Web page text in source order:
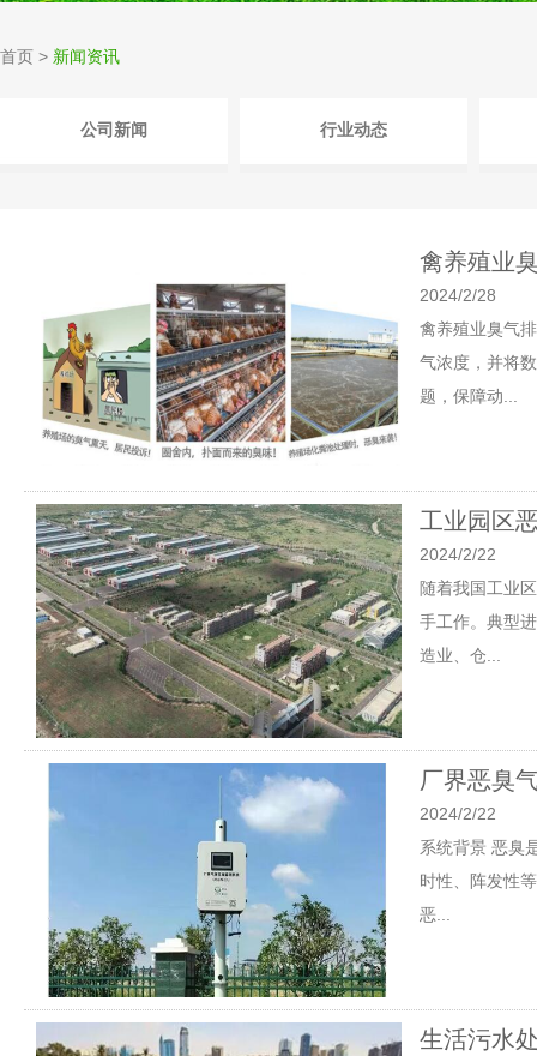
首页 > 新闻资讯
公司新闻 行业动态
禽养殖业
2024/2/28
禽养殖业臭气
气浓度，并将
题，保障动...
工业园区
2024/2/22
随着我国工业
手工作。典型
造业、仓...
厂界恶臭
2024/2/22
系统背景 恶臭
时性、阵发性
恶...
生活污水